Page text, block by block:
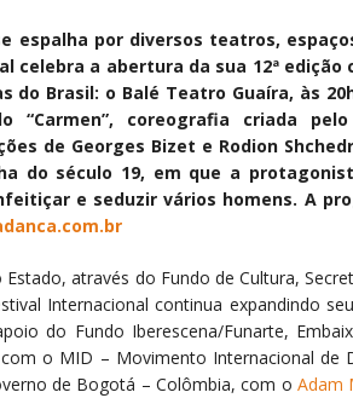
espalha por diversos teatros,
celebra a abertura da sua 12ª
Brasil: o Balé Teatro Guaíra, às
“Carmen”, coreografia criada
de Georges Bizet e Rodion
do século 19, em que a
e seduzir vários homens. A
através do Fundo de Cultura,
Internacional continua expandindo
do Fundo Iberescena/Funarte,
o MID – Movimento Internacional de
de Bogotá – Colômbia, com o Adam